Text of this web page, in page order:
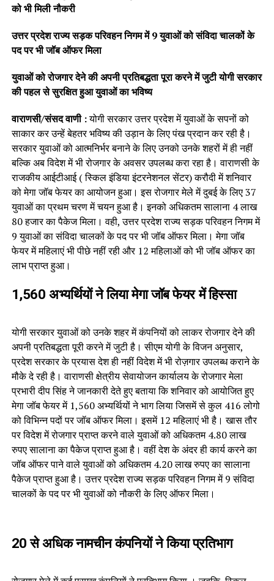
को भी मिली नौकरी
उत्तर प्रदेश राज्य सड़क परिवहन निगम में 9 युवाओं को संविदा चालकों के
पद पर भी जॉब ऑफर मिला
युवाओं को रोजगार देने की अपनी प्रतिबद्धता पूरा करने में जुटी योगी सरकार
की पहल से सुरक्षित हुआ युवाओं का भविष्य
वाराणसी/संसद वाणी :योगी सरकार उत्तर प्रदेश में युवाओं के सपनों को
साकार कर उन्हें बेहतर भविष्य की उड़ान के लिए पंख प्रदान कर रही है।
सरकार युवाओं को आत्मनिर्भर बनाने के लिए उनको उनके शहरों में ही नहीं
बल्कि अब विदेश में भी रोजगार के अवसर उपलब्ध करा रहा है। वाराणसी के
राजकीय आईटीआई ( स्किल इंडिया इंटरनेशनल सेंटर) करौदी में शनिवार
को मेगा जॉब फेयर का आयोजन हुआ। इस रोजगार मेले में दुबई के लिए 37
युवाओं का प्रथम चरण में चयन हुआ है। इनको अधिकतम सालाना 4 लाख
80 हजार का पैकेज मिला। वही, उत्तर प्रदेश राज्य सड़क परिवहन निगम में
9 युवाओं का संविदा चालकों के पद पर भी जॉब ऑफर मिला। मेगा जॉब
फेयर में महिलाएं भी पीछे नहीं रही और 12 महिलाओं को भी जॉब ऑफर का
लाभ प्राप्त हुआ।
1,560 अभ्यर्थियों ने लिया मेगा जॉब फेयर में हिस्सा
योगी सरकार युवाओं को उनके शहर में कंपनियों को लाकर रोजगार देने की
अपनी प्रतिबद्धता पूरी करने में जुटी है। सीएम योगी के विजन अनुसार,
प्रदेश सरकार के प्रयास देश ही नहीं विदेश में भी रोज़गार उपलब्ध कराने के
मौके दे रही है। वाराणसी क्षेत्रीय सेवायोजन कार्यालय के रोजगार मेला
प्रभारी दीप सिंह ने जानकारी देते हुए बताया कि शनिवार को आयोजित हुए
मेगा जॉब फेयर में 1,560 अभ्यर्थियों ने भाग लिया जिसमें से कुल 416 लोगो
को विभिन्न पदों पर जॉब ऑफर मिला। इसमें 12 महिलाएं भी है। खास तौर
पर विदेश में रोजगार प्राप्त करने वाले युवाओं को अधिकतम 4.80 लाख
रुपए सालाना का पैकेज प्राप्त हुआ है। वहीं देश के अंदर ही कार्य करने का
जॉब ऑफर पाने वाले युवाओं को अधिकतम 4.20 लाख रुपए का सालाना
पैकेज प्राप्त हुआ है। उत्तर प्रदेश राज्य सड़क परिवहन निगम में 9 संविदा
चालकों के पद पर भी युवाओं को नौकरी के लिए ऑफर मिला।
20 से अधिक नामचीन कंपनियों ने किया प्रतिभाग